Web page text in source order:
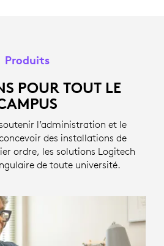
Produits
POUR TOUT LE
soutenir l’administration et le
des installations de
ordre, les solutions Logitech
de toute université.